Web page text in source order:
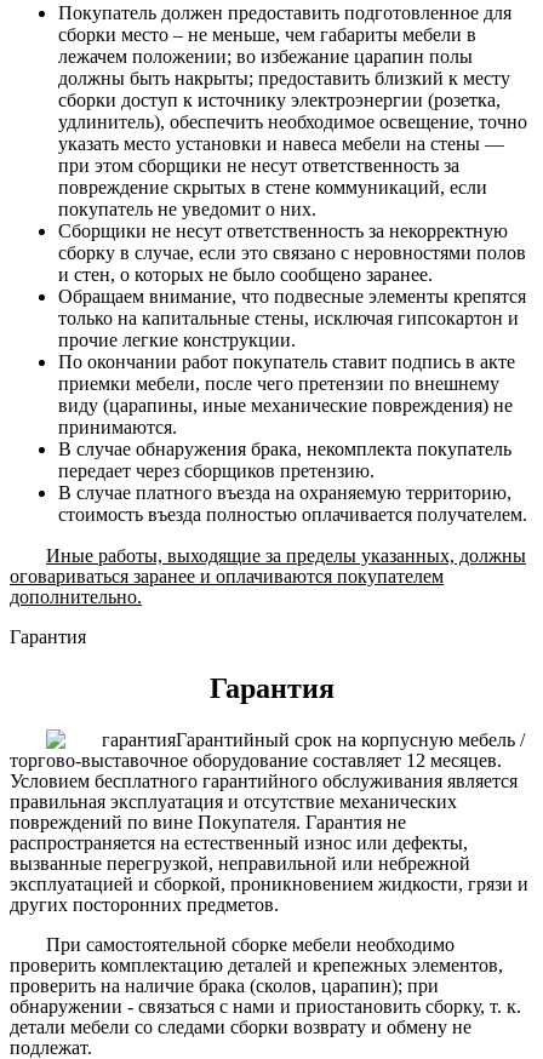
Покупатель должен предоставить подготовленное для
сборки место – не меньше, чем габариты мебели в
лежачем положении; во избежание царапин полы
должны быть накрыты; предоставить близкий к месту
сборки доступ к источнику электроэнергии (розетка,
удлинитель), обеспечить необходимое освещение, точно
указать место установки и навеса мебели на стены —
при этом сборщики не несут ответственность за
повреждение скрытых в стене коммуникаций, если
покупатель не уведомит о них.
Сборщики не несут ответственность за некорректную
сборку в случае, если это связано с неровностями полов
и стен, о которых не было сообщено заранее.
Обращаем внимание, что подвесные элементы крепятся
только на капитальные стены, исключая гипсокартон и
прочие легкие конструкции.
По окончании работ покупатель ставит подпись в акте
приемки мебели, после чего претензии по внешнему
виду (царапины, иные механические повреждения) не
принимаются.
В случае обнаружения брака, некомплекта покупатель
передает через сборщиков претензию.
В случае платного въезда на охраняемую территорию,
стоимость въезда полностью оплачивается получателем.
Иные работы, выходящие за пределы указанных, должны
оговариваться заранее и оплачиваются покупателем
дополнительно.
Гарантия
Гарантия
Гарантийный срок на корпусную мебель /
торгово-выставочное оборудование составляет 12 месяцев.
Условием бесплатного гарантийного обслуживания является
правильная эксплуатация и отсутствие механических
повреждений по вине Покупателя. Гарантия не
распространяется на естественный износ или дефекты,
вызванные перегрузкой, неправильной или небрежной
эксплуатацией и сборкой, проникновением жидкости, грязи и
других посторонних предметов.
При самостоятельной сборке мебели необходимо
проверить комплектацию деталей и крепежных элементов,
проверить на наличие брака (сколов, царапин); при
обнаружении - связаться с нами и приостановить сборку, т. к.
детали мебели со следами сборки возврату и обмену не
подлежат.